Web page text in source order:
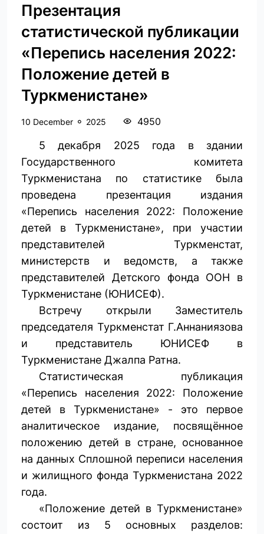
Презентация
статистической публикации
«Перепись населения 2022:
Положение детей в
Туркменистане»
10 December 2025 4950
5 декабря 2025 года в здании
Государственного комитета
Туркменистана по статистике была
проведена презентация издания
«Перепись населения 2022: Положение
детей в Туркменистане», при участии
представителей Туркменстат,
министерств и ведомств, а также
представителей Детского фонда ООН в
Туркменистане (ЮНИСЕФ).
Встречу открыли Заместитель
председателя Туркменстат Г.Аннаниязова
и представитель ЮНИСЕФ в
Туркменистане Джалпа Ратна.
Статистическая публикация
«Перепись населения 2022: Положение
детей в Туркменистане» - это первое
аналитическое издание, посвящённое
положению детей в стране, основанное
на данных Сплошной переписи населения
и жилищного фонда Туркменистана 2022
года.
«Положение детей в Туркменистане»
состоит из 5 основных разделов: